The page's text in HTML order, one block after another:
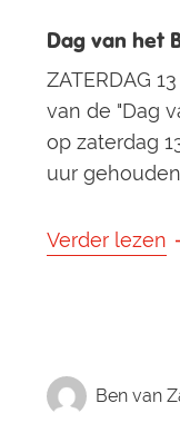
Dag van het
ZATERDAG 13
van de "Dag
op zaterdag
uur
5591 TX HEEZE Bekijk op de kaart
Verder lezen
Ben van